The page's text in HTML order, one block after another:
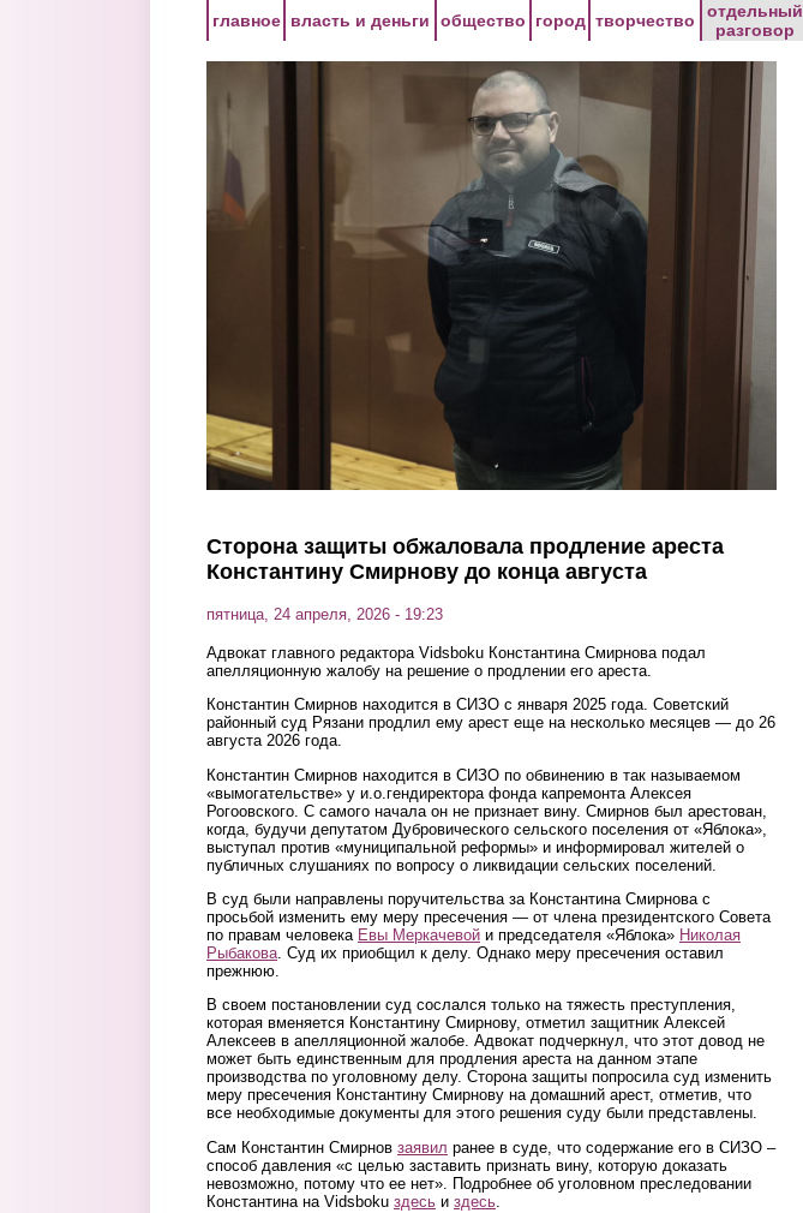
главное власть и деньги общество город творчество
отдельный
разговор
Сторона защиты обжаловала продление ареста
Константину Смирнову до конца августа
пятница, 24 апреля, 2026 - 19:23
Адвокат главного редактора Vidsboku Константина Смирнова подал
апелляционную жалобу на решение о продлении его ареста.
Константин Смирнов находится в СИЗО с января 2025 года. Советский
районный суд Рязани продлил ему арест еще на несколько месяцев — до 26
августа 2026 года.
Константин Смирнов находится в СИЗО по обвинению в так называемом
«вымогательстве» у и.о.гендиректора фонда капремонта Алексея
Рогоовского. С самого начала он не признает вину. Смирнов был арестован,
когда, будучи депутатом Дубровического сельского поселения от «Яблока»,
выступал против «муниципальной реформы» и информировал жителей о
публичных слушаниях по вопросу о ликвидации сельских поселений.
В суд были направлены поручительства за Константина Смирнова с
просьбой изменить ему меру пресечения — от члена президентского Совета
по правам человека Евы Меркачевой и председателя «Яблока» Николая
Рыбакова . Суд их приобщил к делу. Однако меру пресечения оставил
прежнюю.
В своем постановлении суд сослался только на тяжесть преступления,
которая вменяется Константину Смирнову, отметил защитник Алексей
Алексеев в апелляционной жалобе. Адвокат подчеркнул, что этот довод не
может быть единственным для продления ареста на данном этапе
производства по уголовному делу. Сторона защиты попросила суд изменить
меру пресечения Константину Смирнову на домашний арест, отметив, что
все необходимые документы для этого решения суду были представлены.
Сам Константин Смирнов заявил ранее в суде, что содержание его в СИЗО –
способ давления «с целью заставить признать вину, которую доказать
невозможно, потому что ее нет». Подробнее об уголовном преследовании
Константина на Vidsboku здесь и здесь